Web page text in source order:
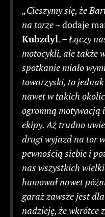
„Cieszymy się, że
na torze– dodaje
Kubzdyl. –Łączy
motocykli, ale także
spotkanie miało
towarzyski, to
nawet w takich
ogromną motywacją
ekipy. Aż trudno
drugi wyjazd na tor
pewnością siebie i
nas wszystkich
hamował nawet
garaż zawsze jest
nadzieję, że wkrótce